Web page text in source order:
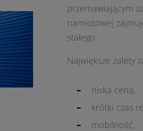
przemawiającym
namiotowej
stałego.
Największe zalety
niska cena,
krótki czas
mobilność,